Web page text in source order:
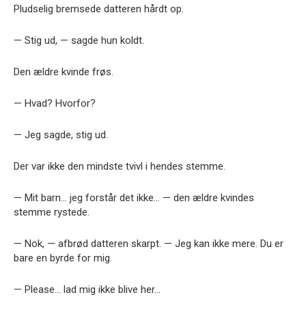
Pludselig bremsede datteren hårdt op.
— Stig ud, — sagde hun koldt.
Den ældre kvinde frøs.
— Hvad? Hvorfor?
— Jeg sagde, stig ud.
Der var ikke den mindste tvivl i hendes stemme.
— Mit barn… jeg forstår det ikke… — den ældre kvindes
stemme rystede.
— Nok, — afbrød datteren skarpt. — Jeg kan ikke mere. Du er
bare en byrde for mig.
— Please… lad mig ikke blive her…